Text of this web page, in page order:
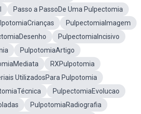
Passo a PassoDe Uma Pulpectomia
PulpectomiaImagem
PulpectomiaIncisivo
PulpotomiaArtigo
RXPulpotomia
UtilizadosPara Pulpotomia
PulpectomiaEvolucao
PulpotomiaRadiografia